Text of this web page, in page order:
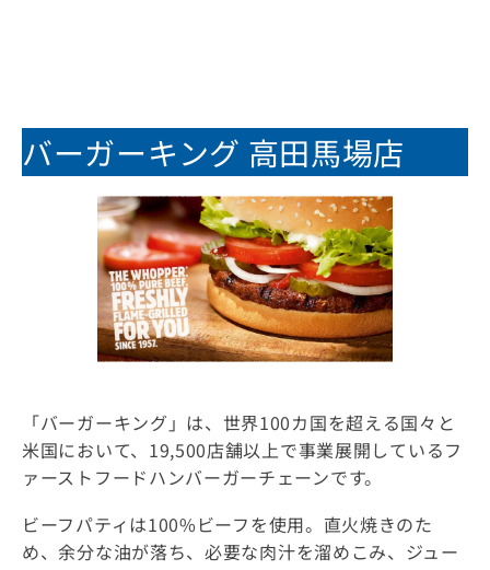
バーガーキング 高田馬場店
「バーガーキング」は、世界100カ国を超える国々と
米国において、19,500店舗以上で事業展開しているフ
ァーストフードハンバーガーチェーンです。
ビーフパティは100%ビーフを使用。 直火焼きのた
め、 余分な油が落ち、必要な肉汁を溜めこみ、ジュー